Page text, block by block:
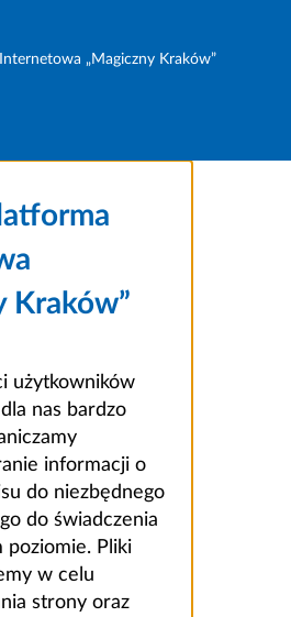
„Magiczny Kraków”
Kraków”
użytkowników
nas bardzo
informacji o
do niezbędnego
do świadczenia
poziomie. Pliki
w celu
strony oraz